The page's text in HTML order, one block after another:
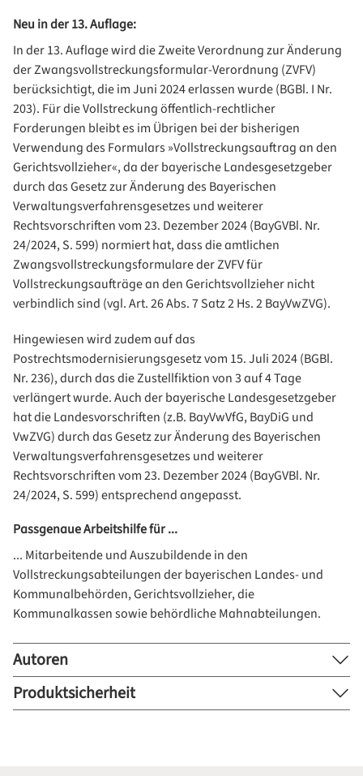
Neu in der 13. Auflage:
In der 13. Auflage wird die Zweite Verordnung zur Änderung
der Zwangsvollstreckungsformular-Verordnung (ZVFV)
berücksichtigt, die im Juni 2024 erlassen wurde (BGBl. I Nr.
203). Für die Vollstreckung öffentlich-rechtlicher
Forderungen bleibt es im Übrigen bei der bisherigen
Verwendung des Formulars »Vollstreckungsauftrag an den
Gerichtsvollzieher«, da der bayerische Landesgesetzgeber
durch das Gesetz zur Änderung des Bayerischen
Verwaltungsverfahrensgesetzes und weiterer
Rechtsvorschriften vom 23. Dezember 2024 (BayGVBl. Nr.
24/2024, S. 599) normiert hat, dass die amtlichen
Zwangsvollstreckungsformulare der ZVFV für
Vollstreckungsaufträge an den Gerichtsvollzieher nicht
verbindlich sind (vgl. Art. 26 Abs. 7 Satz 2 Hs. 2 BayVwZVG).
Hingewiesen wird zudem auf das
Postrechtsmodernisierungsgesetz vom 15. Juli 2024 (BGBl.
Nr. 236), durch das die Zustellfiktion von 3 auf 4 Tage
verlängert wurde. Auch der bayerische Landesgesetzgeber
hat die Landesvorschriften (z.B. BayVwVfG, BayDiG und
VwZVG) durch das Gesetz zur Änderung des Bayerischen
Verwaltungsverfahrensgesetzes und weiterer
Rechtsvorschriften vom 23. Dezember 2024 (BayGVBl. Nr.
24/2024, S. 599) entsprechend angepasst.
Passgenaue Arbeitshilfe für ...
... Mitarbeitende und Auszubildende in den
Vollstreckungsabteilungen der bayerischen Landes- und
Kommunalbehörden, Gerichtsvollzieher, die
Kommunalkassen sowie behördliche Mahnabteilungen.
Autoren
Produktsicherheit